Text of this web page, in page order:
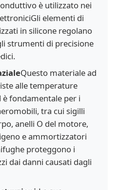
è utilizzato nei
elementi di
in silicone regolano
strumenti di precisione
Questo materiale ad
alle temperature
è fondamentale per i
tra cui sigilli
anelli O del motore,
e ammortizzatori
proteggono i
dai danni causati dagli